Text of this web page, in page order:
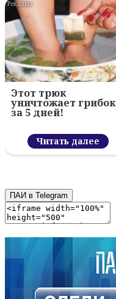
Этот трюк
уничтожает грибок
за 5 дней!
Читать далее
ПАИ в Telegram